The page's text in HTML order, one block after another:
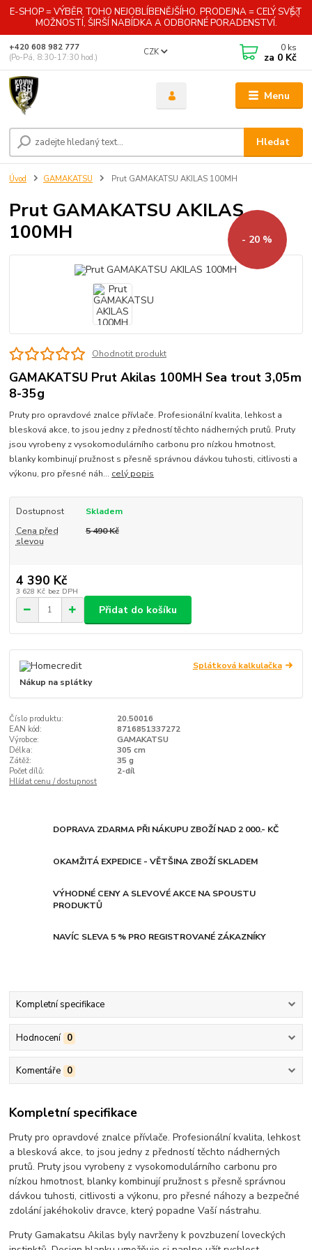
E-SHOP = VÝBĚR TOHO NEJOBLÍBENĚJŠÍHO. PRODEJNA = CELÝ SVĚT
MOŽNOSTÍ, ŠIRŠÍ NABÍDKA A ODBORNÉ PORADENSTVÍ.
Menu
CZK
Hledat
+420 608 982 777
(Po-Pá, 8:30-17:30 hod.)
0 ks
za 0 Kč
Úvod GAMAKATSU Prut GAMAKATSU AKILAS 100MH
Prut GAMAKATSU AKILAS
100MH
- 20 %
Ohodnotit produkt
GAMAKATSU Prut Akilas 100MH Sea trout 3,05m
8-35g
Pruty pro opravdové znalce přívlače. Profesionální kvalita, lehkost a
blesková akce, to jsou jedny z předností těchto nádherných prutů. Pruty
jsou vyrobeny z vysokomodulárního carbonu pro nízkou hmotnost,
blanky kombinují pružnost s přesně správnou dávkou tuhosti, citlivosti a
výkonu, pro přesné náh... celý popis
Dostupnost
Skladem
Cena před
slevou
5 490 Kč
4 390 Kč
3 628 Kč bez DPH
Přidat do košíku
Splátková kalkulačka
Nákup na splátky
Číslo produktu:
20.50016
EAN kód:
8716851337272
Výrobce:
GAMAKATSU
Délka:
305 cm
Zátěž:
35 g
Počet dílů:
2-díl
Hlídat cenu / dostupnost
DOPRAVA ZDARMA PŘI NÁKUPU ZBOŽÍ NAD 2 000.- KČ
OKAMŽITÁ EXPEDICE - VĚTŠINA ZBOŽÍ SKLADEM
VÝHODNÉ CENY A SLEVOVÉ AKCE NA SPOUSTU
PRODUKTŮ
NAVÍC SLEVA 5 % PRO REGISTROVANÉ ZÁKAZNÍKY
Kompletní specifikace
Hodnocení 0
Komentáře 0
Kompletní specifikace
Pruty pro opravdové znalce přívlače. Profesionální kvalita, lehkost
a blesková akce, to jsou jedny z předností těchto nádherných
prutů. Pruty jsou vyrobeny z vysokomodulárního carbonu pro
nízkou hmotnost, blanky kombinují pružnost s přesně správnou
dávkou tuhosti, citlivosti a výkonu, pro přesné náhozy a bezpečné
zdolání jakéhokoliv dravce, který popadne Vaší nástrahu.
Pruty Gamakatsu Akilas byly navrženy k povzbuzení loveckých